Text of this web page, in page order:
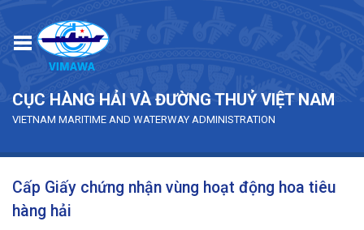
CỤC HÀNG HẢI VÀ ĐƯỜNG THUỶ VIỆT NAM
VIETNAM MARITIME AND WATERWAY ADMINISTRATION
Cấp Giấy chứng nhận vùng hoạt động hoa tiêu
hàng hải